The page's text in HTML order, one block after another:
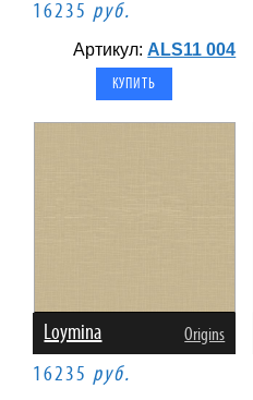
16235 руб.
Артикул: ALS11 004
Loymina Origins
16235 руб.